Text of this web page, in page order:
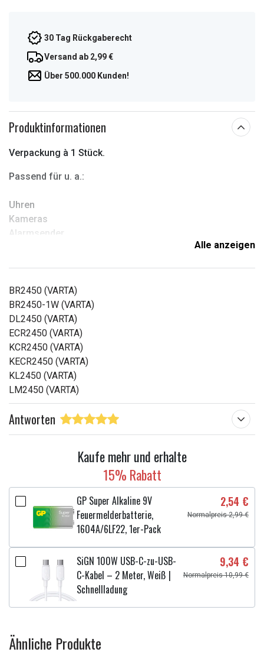
30 Tag Rückgaberecht
Versand ab 2,99 €
Über 500.000 Kunden!
Produktinformationen
Verpackung à 1 Stück.
Passend für u. a.:
Uhren
Kameras
Alarmsender
Kompatibilität:
Passt in dasselbe Batteriefach wie BR2450 (gleiche
Größe), unterscheidet sich jedoch in Chemie und
Leistung.
Alle anzeigen
BR2450 (VARTA)
BR2450-1W (VARTA)
DL2450 (VARTA)
ECR2450 (VARTA)
KCR2450 (VARTA)
KECR2450 (VARTA)
KL2450 (VARTA)
LM2450 (VARTA)
Antworten
Kaufe mehr und erhalte
15% Rabatt
GP Super Alkaline 9V
Feuermelderbatterie,
1604A/6LF22, 1er-Pack
2,54 €
Normalpreis 2,99 €
SiGN 100W USB-C-zu-USB-
C-Kabel – 2 Meter, Weiß |
Schnellladung
9,34 €
Normalpreis 10,99 €
Ähnliche Produkte